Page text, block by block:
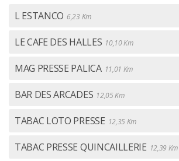
L ESTANCO 6,23 Km
LE CAFE DES HALLES 10,10 Km
MAG PRESSE PALICA 11,01 Km
BAR DES ARCADES 12,05 Km
TABAC LOTO PRESSE 12,35 Km
TABAC PRESSE QUINCAILLERIE 12,39 Km